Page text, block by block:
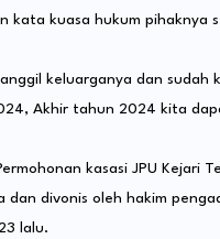
kata kuasa hukum pihaknya
keluarganya dan sudah
Akhir tahun 2024 kita
kasasi JPU Kejari
dan divonis oleh hakim
lalu.